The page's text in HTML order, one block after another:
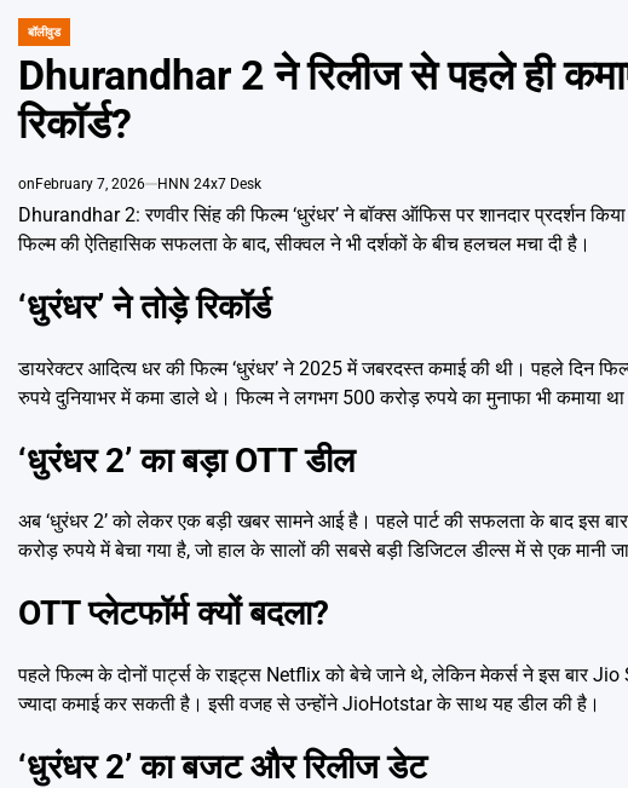
POSTED
IN
बॉलीवुड
Dhurandhar 2 ने रिलीज से पहले ही
रिकॉर्ड?
on February 7, 2026 HNN 24x7 Desk
Dhurandhar 2: रणवीर सिंह की फिल्म ‘धुरंधर’ ने बॉक्स ऑफिस पर शानदार प्रदर्शन
फिल्म की ऐतिहासिक सफलता के बाद, सीक्वल ने भी दर्शकों के बीच हलचल मचा दी है।
‘धुरंधर’ ने तोड़े रिकॉर्ड
डायरेक्टर आदित्य धर की फिल्म ‘धुरंधर’ ने 2025 में जबरदस्त कमाई की थी। पहले
रुपये दुनियाभर में कमा डाले थे। फिल्म ने लगभग 500 करोड़ रुपये का मुनाफा भी कमाया
‘धुरंधर 2’ का बड़ा OTT डील
अब ‘धुरंधर 2’ को लेकर एक बड़ी खबर सामने आई है। पहले पार्ट की सफलता के बाद इस
करोड़ रुपये में बेचा गया है, जो हाल के सालों की सबसे बड़ी डिजिटल डील्स में से एक मानी जा
OTT प्लेटफॉर्म क्यों बदला?
पहले फिल्म के दोनों पार्ट्स के राइट्स Netflix को बेचे जाने थे, लेकिन मेकर्स ने इस बार
ज्यादा कमाई कर सकती है। इसी वजह से उन्होंने JioHotstar के साथ यह डील की है।
‘धुरंधर 2’ का बजट और रिलीज डेट